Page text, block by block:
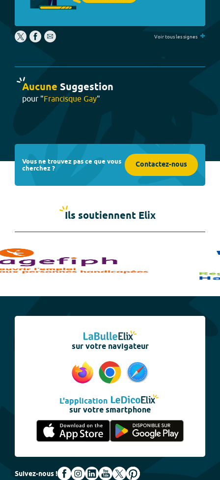
Voir tous les signes +
Aucune Suggestion
pour "Francisque Gay"
Vous ne trouvez pas ce que vous
cherchez ? Contactez-nous
Ils soutiennent Elix
sur votre navigateur
L'application
sur votre smartphone
Suivez-nous !